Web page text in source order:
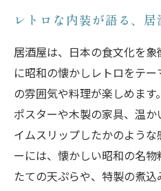
レトロな内装が語る、
居酒屋は、日本の食文化を
に昭和の懐かしレトロをテ
の雰囲気や料理が楽しめま
ポスターや木製の家具、温
イムスリップしたかのよう
ーには、懐かしい昭和の名
たての天ぷらや、特製の煮込